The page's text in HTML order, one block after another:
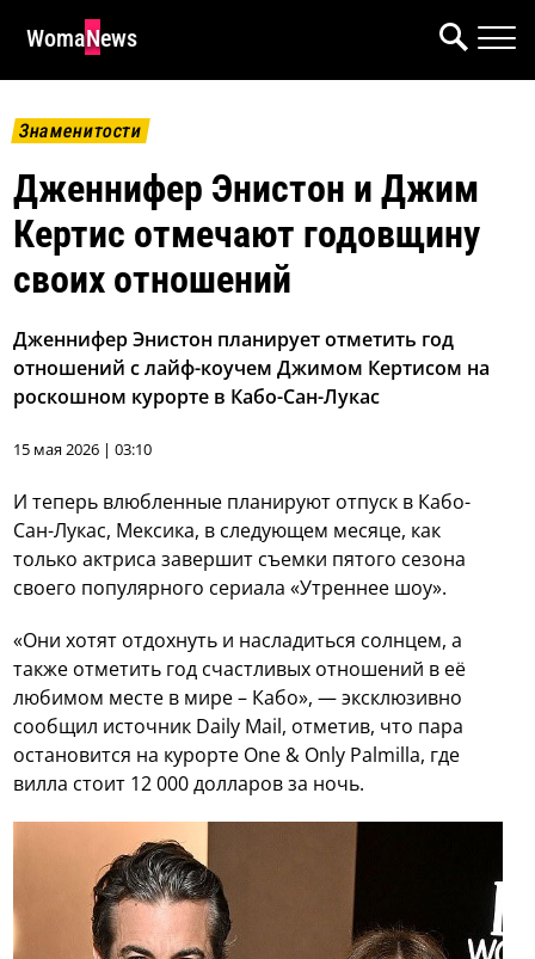
WomaNews
Знаменитости
Дженнифер Энистон и Джим
Кертис отмечают годовщину
своих отношений
Дженнифер Энистон планирует отметить год
отношений с лайф-коучем Джимом Кертисом на
роскошном курорте в Кабо-Сан-Лукас
15 мая 2026 | 03:10
И теперь влюбленные планируют отпуск в Кабо-
Сан-Лукас, Мексика, в следующем месяце, как
только актриса завершит съемки пятого сезона
своего популярного сериала «Утреннее шоу».
«Они хотят отдохнуть и насладиться солнцем, а
также отметить год счастливых отношений в её
любимом месте в мире – Кабо», — эксклюзивно
сообщил источник Daily Mail, отметив, что пара
остановится на курорте One & Only Palmilla, где
вилла стоит 12 000 долларов за ночь.